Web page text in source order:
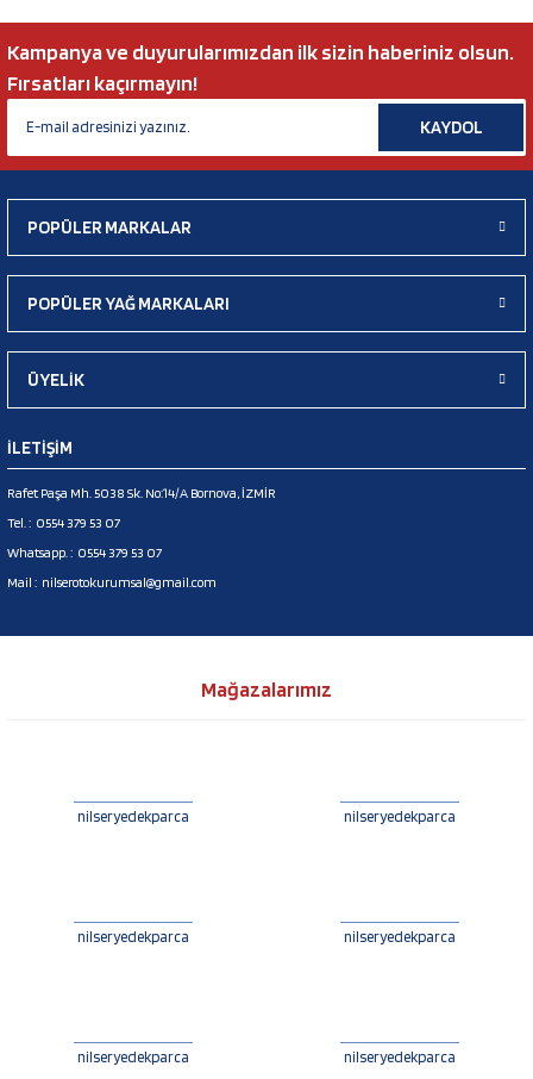
Kampanya ve duyurularımızdan ilk sizin haberiniz olsun.
Fırsatları kaçırmayın!
KAYDOL
POPÜLER MARKALAR
POPÜLER YAĞ MARKALARI
ÜYELİK
İLETİŞİM
Rafet Paşa Mh. 5038 Sk. No:14/A Bornova, İZMİR
Tel. : 0554 379 53 07
Whatsapp. : 0554 379 53 07
Mail : nilserotokurumsal@gmail.com
Mağazalarımız
nilseryedekparca nilseryedekparca
nilseryedekparca nilseryedekparca
nilseryedekparca nilseryedekparca